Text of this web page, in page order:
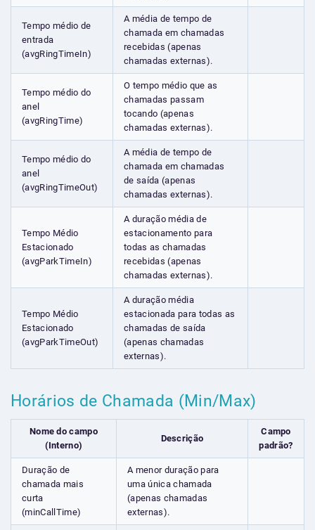
Tempo médio de
entrada
(avgRingTimeIn)
A média de tempo de
chamada em chamadas
recebidas (apenas
chamadas externas).
Tempo médio do
anel
(avgRingTime)
O tempo médio que as
chamadas passam
tocando (apenas
chamadas externas).
Tempo médio do
anel
(avgRingTimeOut)
A média de tempo de
chamada em chamadas
de saída (apenas
chamadas externas).
Tempo Médio
Estacionado
(avgParkTimeIn)
A duração média de
estacionamento para
todas as chamadas
recebidas (apenas
chamadas externas).
Tempo Médio
Estacionado
(avgParkTimeOut)
A duração média
estacionada para todas as
chamadas de saída
(apenas chamadas
externas).
Horários de Chamada (Min/Max)
Nome do campo
(Interno)
Descrição
Campo
padrão?
Duração de
chamada mais
curta
(minCallTime)
A menor duração para
uma única chamada
(apenas chamadas
externas).